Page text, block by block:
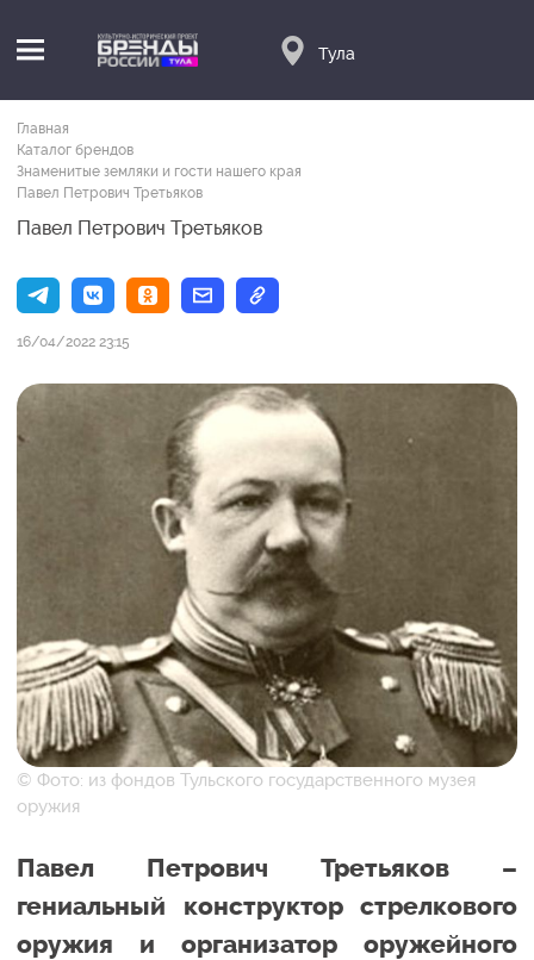
Тула
Главная
Каталог брендов
Знаменитые земляки и гости нашего края
Павел Петрович Третьяков
Павел Петрович Третьяков
16/04/2022 23:15
© Фото: из фондов Тульского государственного музея
оружия
Павел Петрович Третьяков –
гениальный конструктор стрелкового
оружия и организатор оружейного